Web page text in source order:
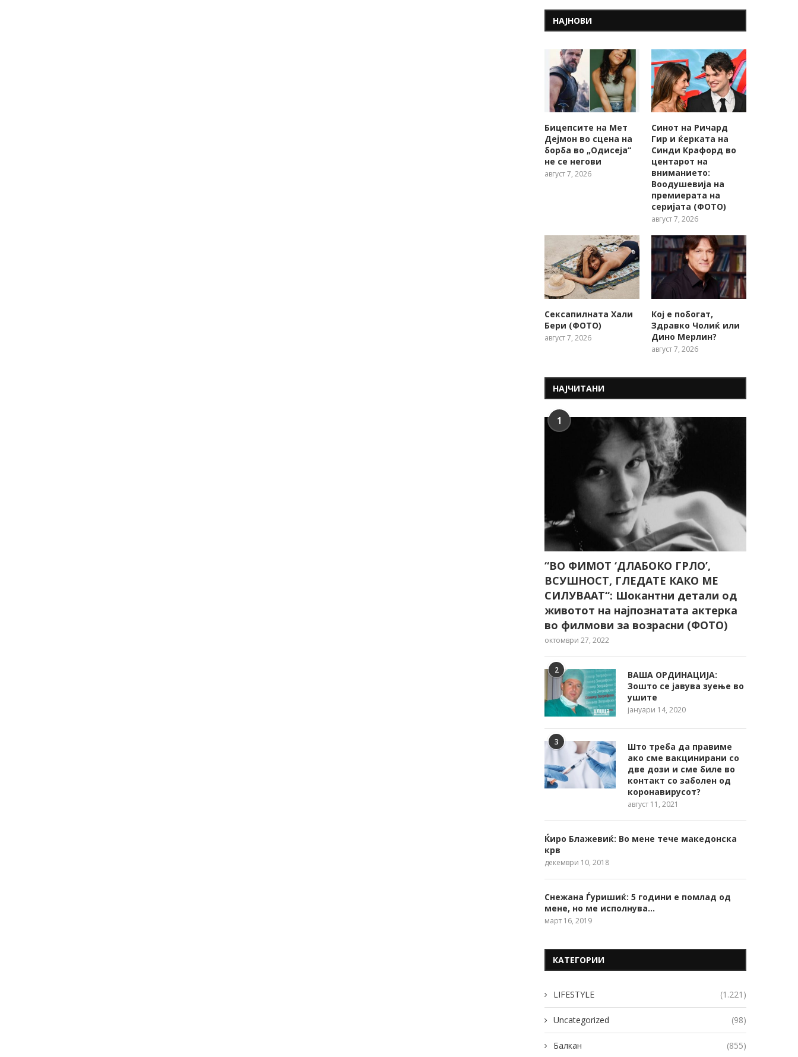
НАЈНОВИ
Бицепсите на Мет
Дејмон во сцена на
борба во „Одисеја“
не се негови
август 7, 2026
Синот на Ричард
Гир и ќерката на
Синди Крафорд во
центарот на
вниманието:
Воодушевија на
премиерата на
серијата (ФОТО)
август 7, 2026
Сексапилната Хали
Бери (ФОТО)
август 7, 2026
Кој е побогат,
Здравко Чолиќ или
Дино Мерлин?
август 7, 2026
НАЈЧИТАНИ
1
“ВО ФИМОТ ‘ДЛАБОКО ГРЛО’,
ВСУШНОСТ, ГЛЕДАТЕ КАКО МЕ
СИЛУВААТ“: Шокантни детали од
животот на најпознатата актерка
во филмови за возрасни (ФОТО)
октомври 27, 2022
2
ВАША ОРДИНАЦИЈА:
Зошто се јавува зуење во
ушите
јануари 14, 2020
3
Што треба да правиме
ако сме вакцинирани со
две дози и сме биле во
контакт со заболен од
коронавирусот?
август 11, 2021
Ќиро Блажевиќ: Во мене тече македонска
крв
декември 10, 2018
Снежана Ѓуришиќ: 5 години е помлад од
мене, но ме исполнува…
март 16, 2019
КАТЕГОРИИ
LIFESTYLE (1.221)
Uncategorized (98)
Балкан (855)